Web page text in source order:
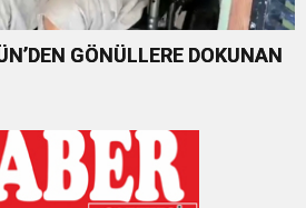
GÖNÜLLERE DOKUNAN